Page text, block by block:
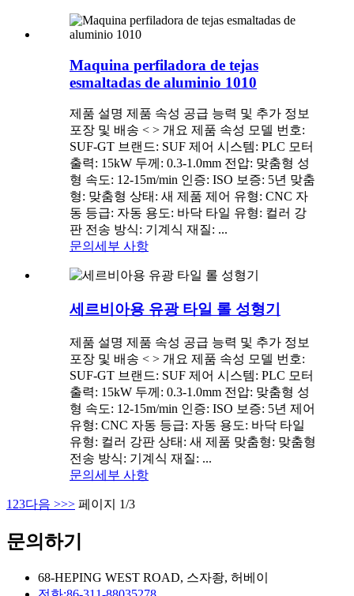
Maquina perfiladora de tejas
esmaltadas de aluminio 1010
제품 설명 제품 속성 공급 능력 및 추가 정보
포장 및 배송 < > 개요 제품 속성 모델 번호:
SUF-GT 브랜드: SUF 제어 시스템: PLC 모터
출력: 15kW 두께: 0.3-1.0mm 전압: 맞춤형 성
형 속도: 12-15m/min 인증: ISO 보증: 5년 맞춤
형: 맞춤형 상태: 새 제품 제어 유형: CNC 자
동 등급: 자동 용도: 바닥 타일 유형: 컬러 강
판 전송 방식: 기계식 재질: ...
문의 세부 사항
세르비아용 유광 타일 롤 성형기
제품 설명 제품 속성 공급 능력 및 추가 정보
포장 및 배송 < > 개요 제품 속성 모델 번호:
SUF-GT 브랜드: SUF 제어 시스템: PLC 모터
출력: 15kW 두께: 0.3-1.0mm 전압: 맞춤형 성
형 속도: 12-15m/min 인증: ISO 보증: 5년 제어
유형: CNC 자동 등급: 자동 용도: 바닥 타일
유형: 컬러 강판 상태: 새 제품 맞춤형: 맞춤형
전송 방식: 기계식 재질: ...
문의 세부 사항
1 23다음 >>> 페이지 1/3
문의하기
68-HEPING WEST ROAD, 스자좡, 허베이